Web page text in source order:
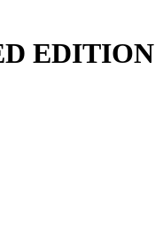
EDITION